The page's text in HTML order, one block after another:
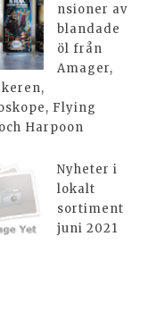
nsioner av
blandade
öl från
Amager,
Flying
Harpoon
Nyheter i
lokalt
sortiment
juni 2021